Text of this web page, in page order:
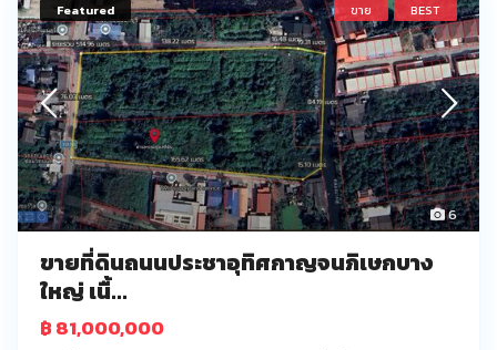
6
Featured ขาย BEST
ขายที่ดินถนนประชาอุทิศกาญจนภิเษกบาง
ใหญ่ เนื้...
฿ 81,000,000